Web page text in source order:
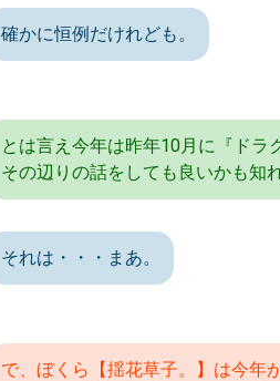
確かに恒例だけれども。
とは言え今年は昨年10月に『ドラ
その辺りの話をしても良いかも知
それは・・・まあ。
で、ぼくら【揺花草子。】は今年